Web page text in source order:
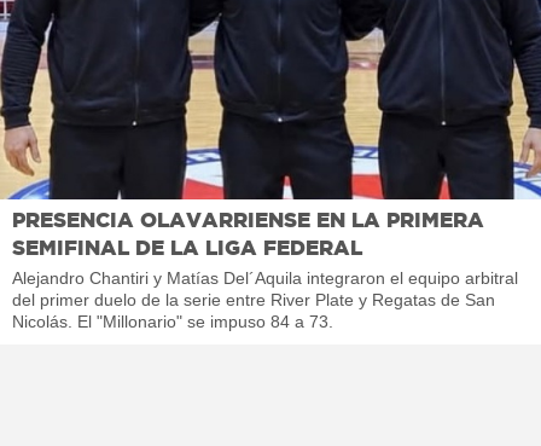
PRESENCIA OLAVARRIENSE EN LA PRIMERA
SEMIFINAL DE LA LIGA FEDERAL
Alejandro Chantiri y Matías Del´Aquila integraron el equipo arbitral
del primer duelo de la serie entre River Plate y Regatas de San
Nicolás. El "Millonario" se impuso 84 a 73.